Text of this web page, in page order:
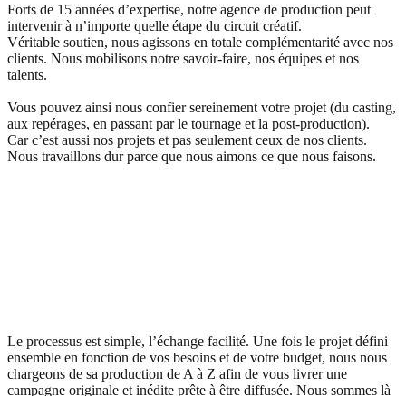
Forts de 15 années d’expertise, notre agence de production peut
intervenir à n’importe quelle étape du circuit créatif.
Véritable soutien, nous agissons en totale complémentarité avec nos
clients. Nous mobilisons notre savoir-faire, nos équipes et nos
talents.
Vous pouvez ainsi nous confier sereinement votre projet (du casting,
aux repérages, en passant par le tournage et la post-production).
Car c’est aussi nos projets et pas seulement ceux de nos clients.
Nous travaillons dur parce que nous aimons ce que nous faisons.
Le processus est simple, l’échange facilité. Une fois le projet défini
ensemble en fonction de vos besoins et de votre budget, nous nous
chargeons de sa production de A à Z afin de vous livrer une
campagne originale et inédite prête à être diffusée. Nous sommes là